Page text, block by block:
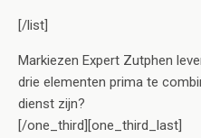
[/list]
Markiezen Expert Zutphen
drie elementen prima te
dienst zijn?
[/one_third][one_third_last]